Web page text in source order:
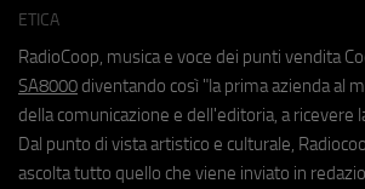
ETICA
RadioCoop, musica e voce dei punti vendita
SA8000 diventando così "la prima azienda al
della comunicazione e dell'editoria, a ricevere
Dal punto di vista artistico e culturale,
ascolta tutto quello che viene inviato in